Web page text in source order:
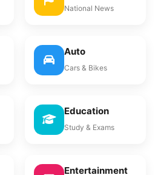
National News
Auto
Cars & Bikes
Education
Study & Exams
Entertainment